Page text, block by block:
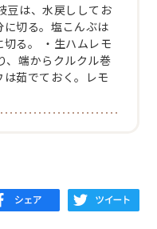
豆は、水戻ししてお
に切る。塩こんぶは
る。
・生ハムレモ
、端からクルクル巻
茹でておく。レモ